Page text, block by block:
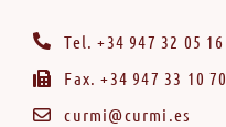
Tel. +34 947 32 05 16
Fax. +34 947 33 10 70
curmi@curmi.es